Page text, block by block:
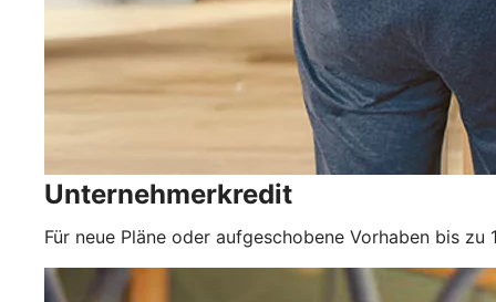
Unternehmerkredit
Für neue Pläne oder aufgeschobene Vorhaben bis zu